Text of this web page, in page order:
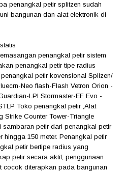
penangkal petir splitzen sudah
bangunan dan alat elektronik di
penangkal petir sistem
penangkal petir tipe radius
petir kovensional Splizen/
Neo flash-Flash Vetron Orion -
LPI Stormaster-EF Evo -
Toko penangkal petir ,Alat
Strike Counter Tower-Triangle
sambaran petir dari penangkal petir
hingga 150 meter. Penangkal petir
petir bertipe radius yang
petir secara aktif, penggunaan
cocok diterapkan pada bangunan